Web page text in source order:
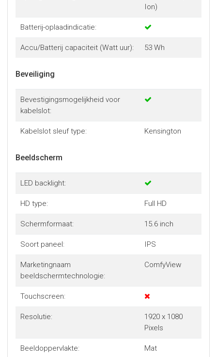
Ion)
Batterij-oplaadindicatie:
Accu/Batterij capaciteit (Watt uur): 53 Wh
Beveiliging
Bevestigingsmogelijkheid voor
kabelslot:
Kabelslot sleuf type: Kensington
Beeldscherm
LED backlight:
HD type: Full HD
Schermformaat: 15.6 inch
Soort paneel: IPS
Marketingnaam
beeldschermtechnologie:
ComfyView
Touchscreen:
Resolutie:
1920 x 1080
Pixels
Beeldoppervlakte: Mat